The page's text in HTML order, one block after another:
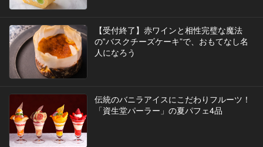
【受付終了】赤ワインと相性完璧な魔法
の‟バスクチーズケーキ”で、おもてなし名
人になろう
伝統のバニラアイスにこだわりフルーツ！
「資生堂パーラー」の夏パフェ4品